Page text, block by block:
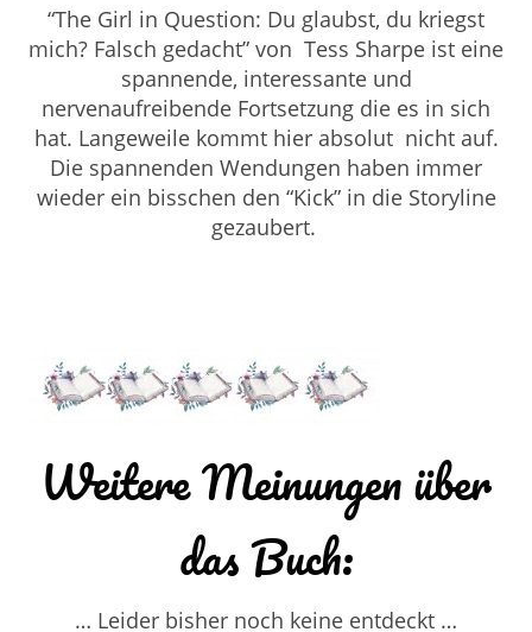
“The Girl in Question: Du glaubst, du kriegst
mich? Falsch gedacht” von Tess Sharpe ist eine
spannende, interessante und
nervenaufreibende Fortsetzung die es in sich
hat. Langeweile kommt hier absolut nicht auf.
Die spannenden Wendungen haben immer
wieder ein bisschen den “Kick” in die Storyline
gezaubert.
Weitere Meinungen über
das Buch:
… Leider bisher noch keine entdeckt …